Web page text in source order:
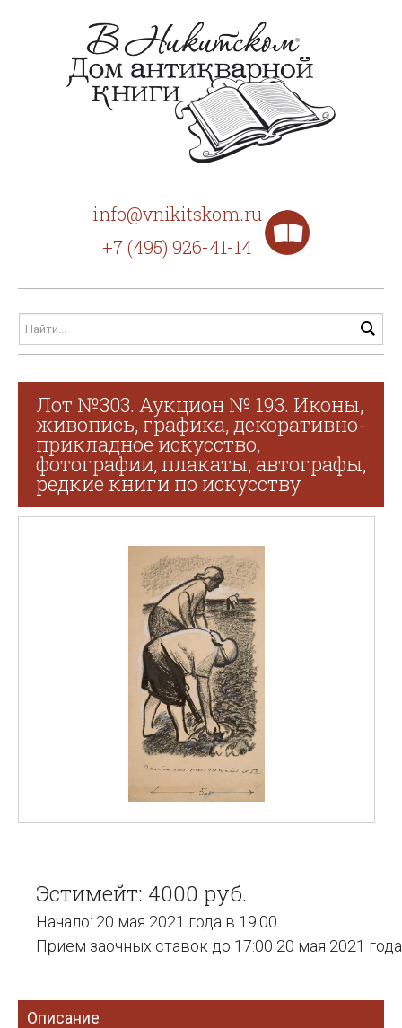
info@vnikitskom.ru
+7 (495) 926-41-14
Лот №303. Аукцион № 193. Иконы,
живопись, графика, декоративно-
прикладное искусство,
фотографии, плакаты, автографы,
редкие книги по искусству
Эстимейт: 4000 руб.
Начало: 20 мая 2021 года в 19:00
Прием заочных ставок до 17:00 20 мая 2021 года
Описание